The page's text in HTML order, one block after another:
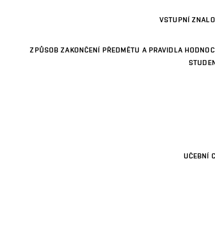
VSTUPNÍ
ZPŮSOB ZAKONČENÍ PŘEDMĚTU A PRAVIDLA
UČEBNÍ